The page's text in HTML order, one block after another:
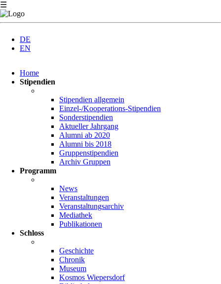
☰
DE
EN
überspringen
Home
Stipendien
Stipendien allgemein
Einzel-/Kooperations-Stipendien
Sonderstipendien
Aktueller Jahrgang
Alumni ab 2020
Alumni bis 2018
Gruppenstipendien
Archiv Gruppen
Programm
News
Veranstaltungen
Veranstaltungsarchiv
Mediathek
Publikationen
Schloss
Geschichte
Chronik
Museum
Kosmos Wiepersdorf